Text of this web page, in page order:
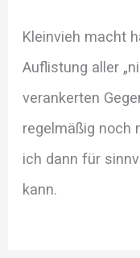
Kleinvieh macht
Auflistung aller
verankerten
regelmäßig noch
ich dann für
kann.